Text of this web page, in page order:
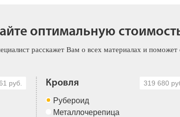
оптимальную
расскажет Вам о всех материалах и
руб. Кровля 319 680
Рубероид
Металлочерепица